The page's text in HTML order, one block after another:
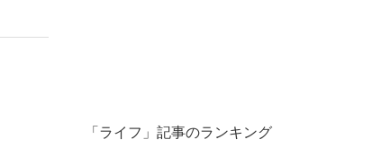
運用のすべて
「ライフ」記事のランキング